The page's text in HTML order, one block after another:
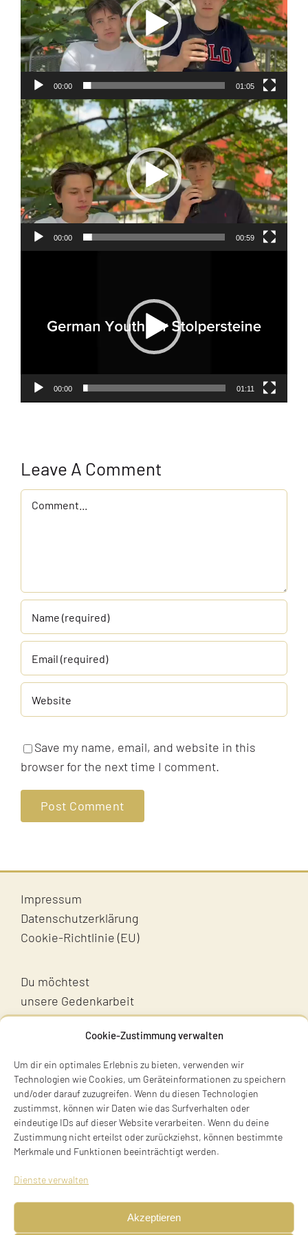
Cookie-Zustimmung verwalten
Um dir ein optimales Erlebnis zu bieten, verwenden wir
Technologien wie Cookies, um Geräteinformationen zu speichern
und/oder darauf zuzugreifen. Wenn du diesen Technologien
zustimmst, können wir Daten wie das Surfverhalten oder
eindeutige IDs auf dieser Website verarbeiten. Wenn du deine
Zustimmung nicht erteilst oder zurückziehst, können bestimmte
Merkmale und Funktionen beeinträchtigt werden.
Dienste verwalten
Akzeptieren
00:00 01:05
Video-
Player
00:00 00:59
00:00 01:11
Leave A Comment
Comment
Save my name, email, and website in this
browser for the next time I comment.
Impressum
Datenschutzerklärung
Cookie-Richtlinie (EU)
Du möchtest
unsere Gedenkarbeit
unterstützen?
Unterstütz uns!
Terry Swartzberg